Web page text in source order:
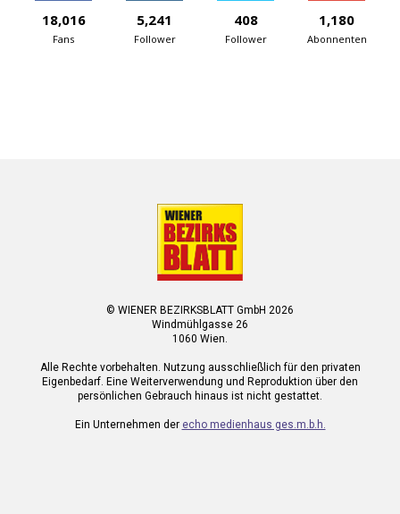
18,016
Fans
5,241
Follower
408
Follower
1,180
Abonnenten
© WIENER BEZIRKSBLATT GmbH 2026
Windmühlgasse 26
1060 Wien.
Alle Rechte vorbehalten. Nutzung ausschließlich für den privaten
Eigenbedarf. Eine Weiterverwendung und Reproduktion über den
persönlichen Gebrauch hinaus ist nicht gestattet.
Ein Unternehmen der echo medienhaus ges.m.b.h.